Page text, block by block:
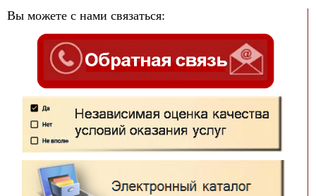
Вы можете с нами связаться: